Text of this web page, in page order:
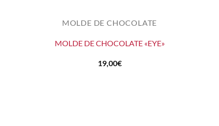
MOLDE DE CHOCOLATE
MOLDE DE CHOCOLATE «EYE»
19,00€